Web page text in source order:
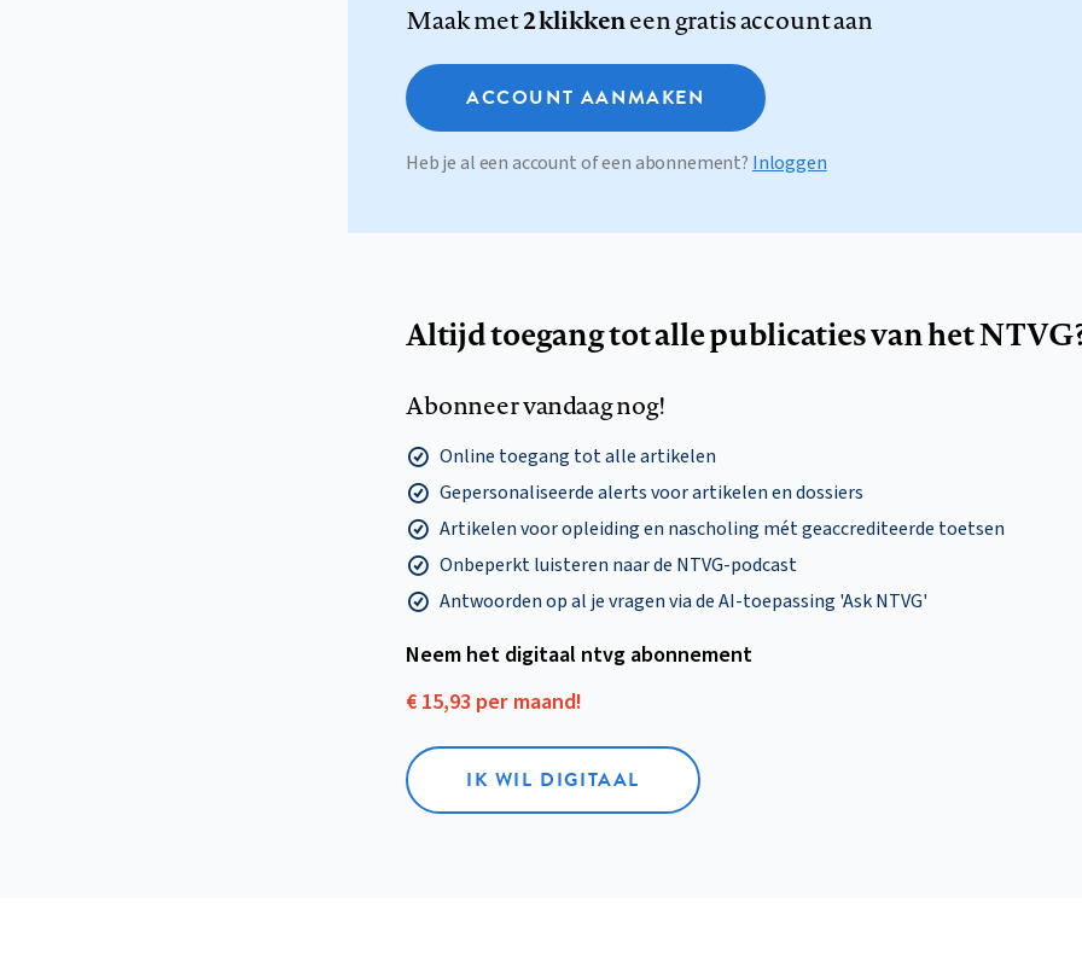
Maak met2 klikkeneen gratis account aan
ACCOUNT AANMAKEN
Heb je al een account of een abonnement? Inloggen
Altijd toegang tot alle publicaties van het
Abonneer vandaag nog!
Online toegang tot alle artikelen
Gepersonaliseerde alerts voor artikelen en dossiers
Artikelen voor opleiding en nascholing mét geaccrediteerde toetsen
Onbeperkt luisteren naar de NTVG-podcast
Antwoorden op al je vragen via de AI-toepassing 'Ask NTVG'
Neem het digitaal ntvg abonnement
€ 15,93 per maand!
IK WIL DIGITAAL